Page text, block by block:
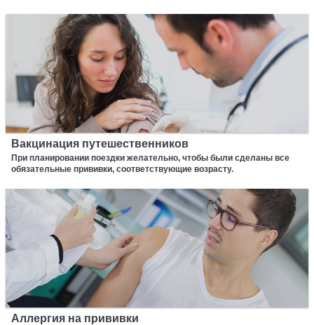
Вакцинация путешественников
При планировании поездки желательно, чтобы были сделаны все
обязательные прививки, соответствующие возрасту.
Аллергия на прививки